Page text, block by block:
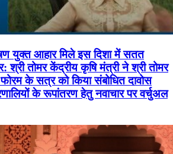
युक्त आहार मिले इस दिशा में सतत
श्री तोमर केंद्रीय कृषि मंत्री ने श्री तोमर
फोरम के सत्र को किया संबोधित दावोस
के रूपांतरण हेतु नवाचार पर वर्चुअल